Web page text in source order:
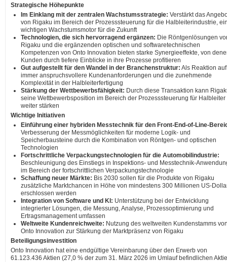
Strategische Höhepunkte
Im Einklang mit der zentralen Wachstumsstrategie: Verstärkt das
von Rigaku im Bereich der Prozesssteuerung für die Halbleiterindustrie,
wichtigen Wachstumsmotor für die Zukunft
Technologien, die sich hervorragend ergänzen: Die Röntgenlösungen
Rigaku und die ergänzenden optischen und softwaretechnischen
Kompetenzen von Onto Innovation bieten starke Synergieeffekte, von
Kunden durch tiefere Einblicke in ihre Prozesse profitieren
Gut aufgestellt für den Wandel in der Branchenstruktur: Als Reaktion auf
immer anspruchsvollere Kundenanforderungen und die zunehmende
Komplexität in der Halbleiterfertigung
Stärkung der Wettbewerbsfähigkeit: Durch diese Transaktion kann
seine Wettbewerbsposition im Bereich der Prozesssteuerung für Halbleiter
weiter stärken
Wichtige Initiativen
Einführung einer hybriden Messtechnik für den Front-End-of-Line-
Verbesserung der Messmöglichkeiten für moderne Logik- und
Speicherbausteine durch die Kombination von Röntgen- und optischen
Technologien
Fortschrittliche Verpackungstechnologien für die Automobilindustrie:
Beschleunigung des Einstiegs in Inspektions- und Messtechnik-
im Bereich der fortschrittlichen Verpackungstechnologie
Schaffung neuer Märkte: Bis 2030 sollen für die Produkte von Rigaku
zusätzliche Marktchancen in Höhe von mindestens 300 Millionen US-
erschlossen werden
Integration von Software und KI: Unterstützung bei der Entwicklung
integrierter Lösungen, die Messung, Analyse, Prozessoptimierung und
Ertragsmanagement umfassen
Weltweite Kundenreichweite: Nutzung des weltweiten Kundenstamms
Onto Innovation zur Stärkung der Marktpräsenz von Rigaku
Beteiligungsinvestition
Onto Innovation hat eine endgültige Vereinbarung über den Erwerb von
61.123.436 Aktien (27,0 % der zum 31. März 2026 im Umlauf befindlichen